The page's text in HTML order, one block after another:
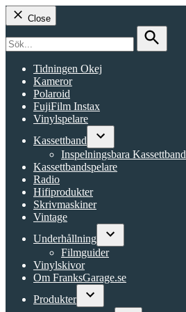
Close
for:
Search
Tidningen Okej
Kameror
Polaroid
FujiFilm Instax
Vinylspelare
Kassettband
Open
dropdown
menu
Inspelningsbara Kassettband
Kassettbandspelare
Radio
Hifiprodukter
Skrivmaskiner
Vintage
Underhållning
Open
Filmguider
Vinylskivor
Om FranksGarage.se
Produkter
Open